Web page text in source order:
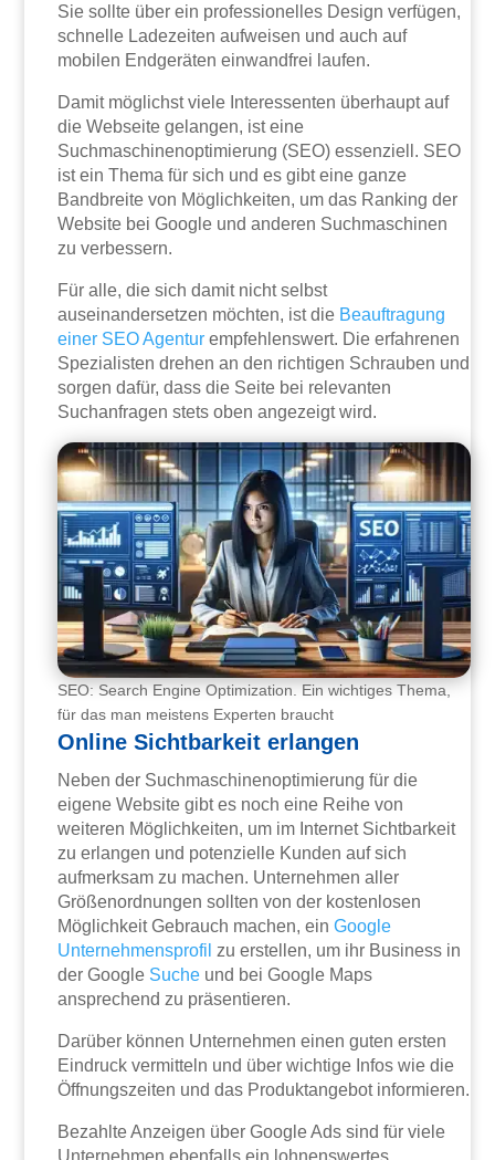
Sie sollte über ein professionelles Design verfügen,
schnelle Ladezeiten aufweisen und auch auf
mobilen Endgeräten einwandfrei laufen.
Damit möglichst viele Interessenten überhaupt auf
die Webseite gelangen, ist eine
Suchmaschinenoptimierung (SEO) essenziell. SEO
ist ein Thema für sich und es gibt eine ganze
Bandbreite von Möglichkeiten, um das Ranking der
Website bei Google und anderen Suchmaschinen
zu verbessern.
Für alle, die sich damit nicht selbst
auseinandersetzen möchten, ist die Beauftragung
einer SEO Agentur empfehlenswert. Die erfahrenen
Spezialisten drehen an den richtigen Schrauben und
sorgen dafür, dass die Seite bei relevanten
Suchanfragen stets oben angezeigt wird.
SEO: Search Engine Optimization. Ein wichtiges Thema,
für das man meistens Experten braucht
Online Sichtbarkeit erlangen
Neben der Suchmaschinenoptimierung für die
eigene Website gibt es noch eine Reihe von
weiteren Möglichkeiten, um im Internet Sichtbarkeit
zu erlangen und potenzielle Kunden auf sich
aufmerksam zu machen. Unternehmen aller
Größenordnungen sollten von der kostenlosen
Möglichkeit Gebrauch machen, einGoogle
Unternehmensprofil zu erstellen, um ihr Business in
der Google Suche und bei Google Maps
ansprechend zu präsentieren.
Darüber können Unternehmen einen guten ersten
Eindruck vermitteln und über wichtige Infos wie die
Öffnungszeiten und das Produktangebot informieren.
Bezahlte Anzeigen über Google Ads sind für viele
Unternehmen ebenfalls ein lohnenswertes